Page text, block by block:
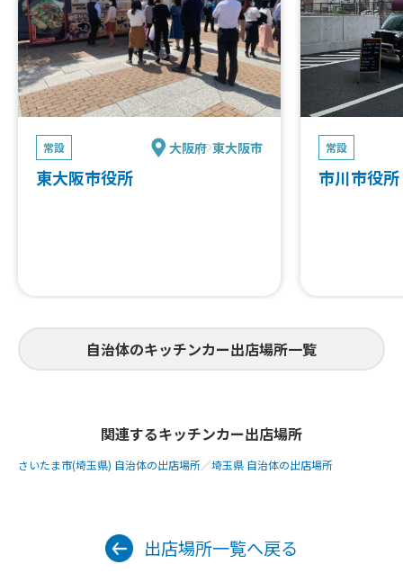
常設 大阪府 東大阪市
東大阪市役所
常設
市川市役所
自治体のキッチンカー出店場所一覧
関連するキッチンカー出店場所
さいたま市(埼玉県) 自治体の出店場所／埼玉県 自治体の出店場所
出店場所一覧へ戻る